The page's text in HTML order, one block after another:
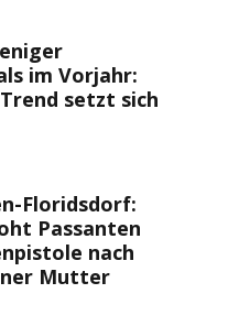
im Vorjahr:
setzt sich
Floridsdorf:
Passanten
nach
Mutter